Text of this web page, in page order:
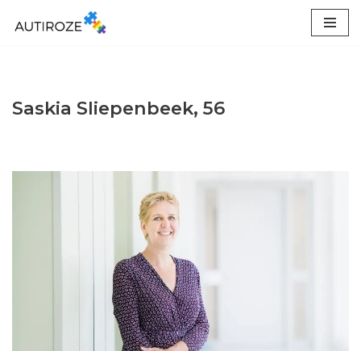
inhoud
Saskia Sliepenbeek, 56